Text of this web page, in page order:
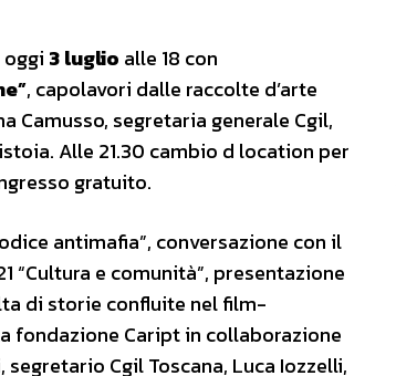
3 luglio alle 18 con
, capolavori dalle raccolte d’arte
Camusso, segretaria generale Cgil,
Alle 21.30 cambio d location per
gratuito.
antimafia”, conversazione con il
“Cultura e comunità”, presentazione
di storie confluite nel film-
fondazione Caript in collaborazione
Cgil Toscana, Luca Iozzelli,